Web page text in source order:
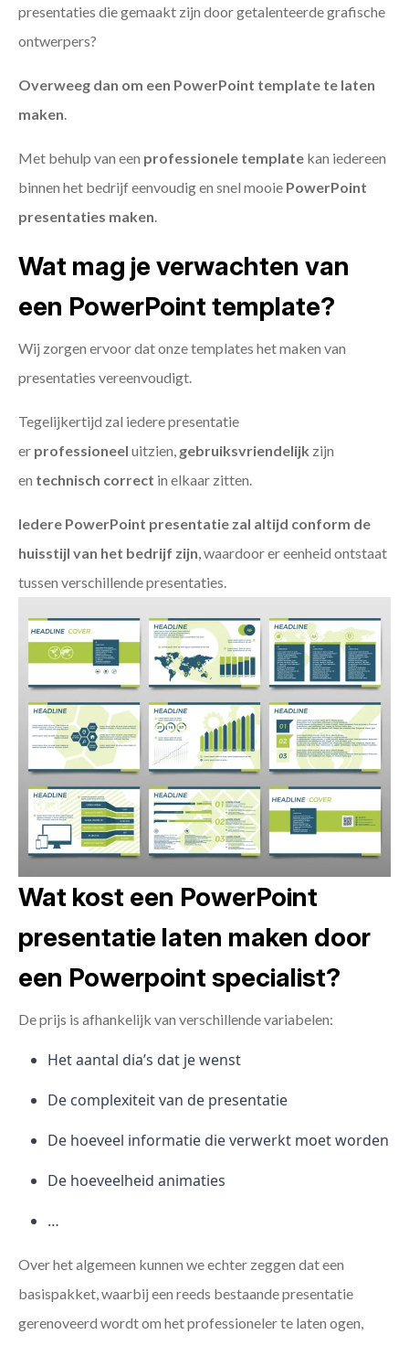
presentaties die gemaakt zijn door getalenteerde grafische
ontwerpers?
Overweeg dan om een PowerPoint template te laten
maken.
Met behulp van een professionele template kan iedereen
binnen het bedrijf eenvoudig en snel mooie PowerPoint
presentaties maken.
Wat mag je verwachten van
een PowerPoint template?
Wij zorgen ervoor dat onze templates het maken van
presentaties vereenvoudigt.
Tegelijkertijd zal iedere presentatie
er professioneel uitzien, gebruiksvriendelijk zijn
en technisch correct in elkaar zitten.
Iedere PowerPoint presentatie zal altijd conform de
huisstijl van het bedrijf zijn, waardoor er eenheid ontstaat
tussen verschillende presentaties.
Wat kost een PowerPoint
presentatie laten maken door
een Powerpoint specialist?
De prijs is afhankelijk van verschillende variabelen:
Het aantal dia’s dat je wenst
De complexiteit van de presentatie
De hoeveel informatie die verwerkt moet worden
De hoeveelheid animaties
…
Over het algemeen kunnen we echter zeggen dat een
basispakket, waarbij een reeds bestaande presentatie
gerenoveerd wordt om het professioneler te laten ogen,